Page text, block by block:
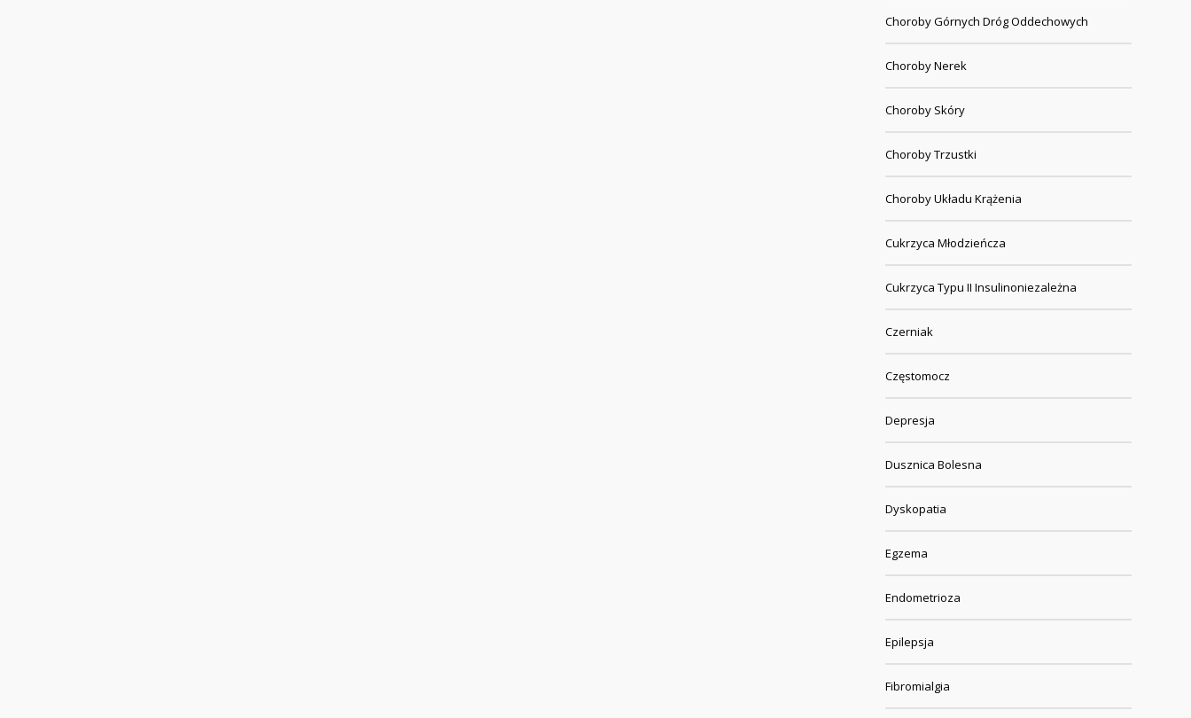
Choroby Górnych Dróg Oddechowych
Choroby Nerek
Choroby Skóry
Choroby Trzustki
Choroby Układu Krążenia
Cukrzyca Młodzieńcza
Cukrzyca Typu II Insulinoniezależna
Czerniak
Częstomocz
Depresja
Dusznica Bolesna
Dyskopatia
Egzema
Endometrioza
Epilepsja
Fibromialgia